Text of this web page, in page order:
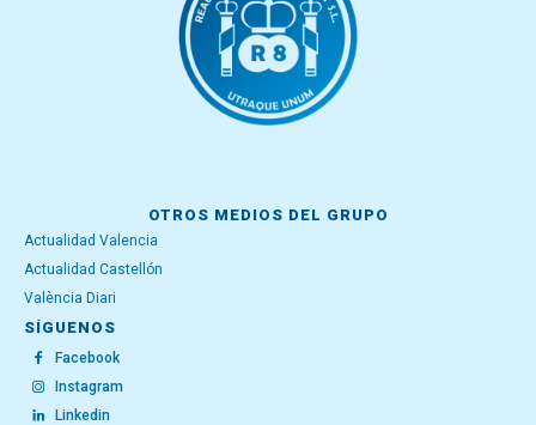
OTROS MEDIOS DEL GRUPO
Actualidad Valencia
Actualidad Castellón
València Diari
SÍGUENOS
Facebook
Instagram
Linkedin